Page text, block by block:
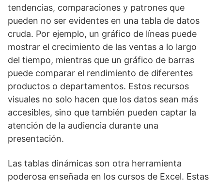
tendencias, comparaciones y patrones que
pueden no ser evidentes en una tabla de datos
cruda. Por ejemplo, un gráfico de líneas puede
mostrar el crecimiento de las ventas a lo largo
del tiempo, mientras que un gráfico de barras
puede comparar el rendimiento de diferentes
productos o departamentos. Estos recursos
visuales no solo hacen que los datos sean más
accesibles, sino que también pueden captar la
atención de la audiencia durante una
presentación.
Las tablas dinámicas son otra herramienta
poderosa enseñada en los cursos de Excel. Estas